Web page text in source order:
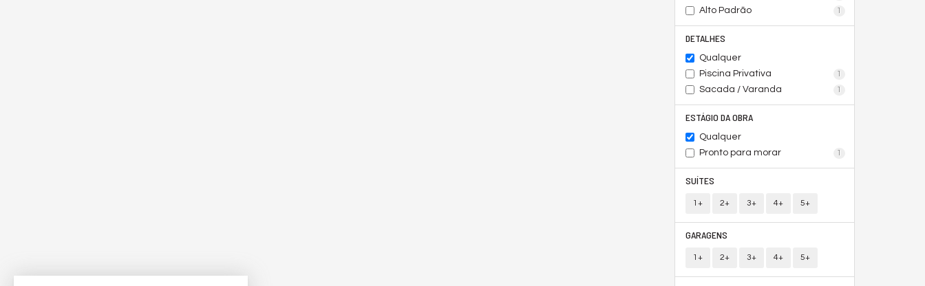
Alto Padrão 1
DETALHES
Qualquer
Piscina Privativa
1
Sacada / Varanda 1
ESTÁGIO DA OBRA
Qualquer
Pronto para morar
1
SUÍTES
1+ 2+ 3+ 4+ 5+
GARAGENS
1+ 2+ 3+ 4+ 5+